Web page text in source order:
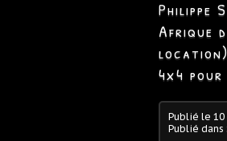
Philippe
Afrique
4x4
Publié le
Publié dans :